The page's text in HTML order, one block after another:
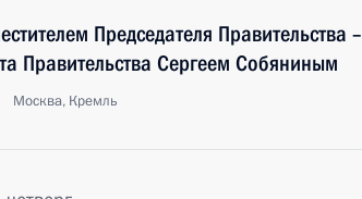
Председателя Правительства –
Правительства Сергеем Собяниным
Москва, Кремль